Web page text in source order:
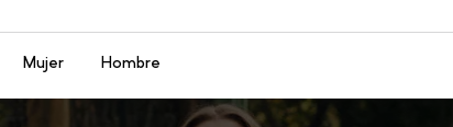
Menú
Mujer Hombre